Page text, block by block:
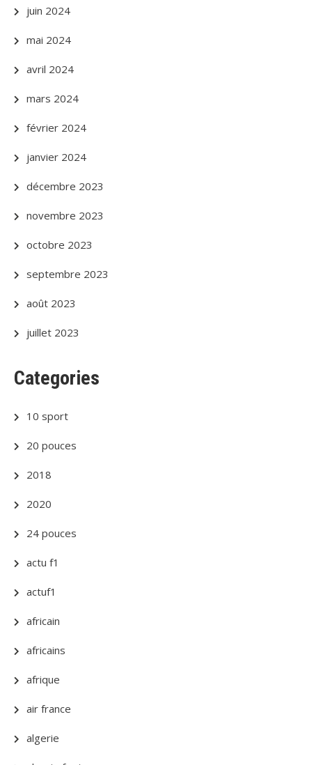
juin 2024
mai 2024
avril 2024
mars 2024
février 2024
janvier 2024
décembre 2023
novembre 2023
octobre 2023
septembre 2023
août 2023
juillet 2023
Categories
10 sport
20 pouces
2018
2020
24 pouces
actu f1
actuf1
africain
africains
afrique
air france
algerie